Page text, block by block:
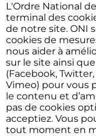
Vous avez
L'Ordre National
terminal des
de notre site. ONI
cookies de
nous aider à
sur le site ainsi
(Facebook,
Vimeo) pour vous
le contenu et
pas de cookies
acceptiez. Vous
tout moment en